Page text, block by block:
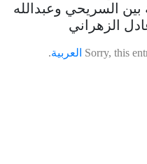
بين السريحي وعبدالله
الزهراني
Sorry, this العربية.